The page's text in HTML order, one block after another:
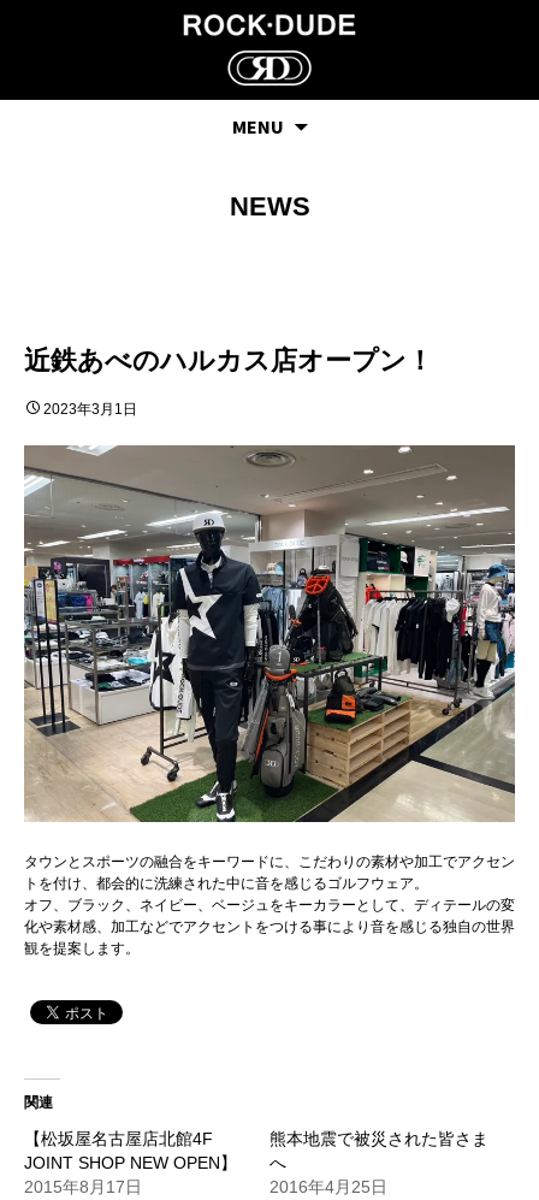
MENU
NEWS
近鉄あべのハルカス店オープン！
2023年3月1日
タウンとスポーツの融合をキーワードに、こだわりの素材や加工でアクセン
トを付け、都会的に洗練された中に音を感じるゴルフウェア。
オフ、ブラック、ネイビー、ベージュをキーカラーとして、ディテールの変
化や素材感、加工などでアクセントをつける事により音を感じる独自の世界
観を提案します。
関連
【松坂屋名古屋店北館4F
JOINT SHOP NEW OPEN】
2015年8月17日
熊本地震で被災された皆さま
へ
2016年4月25日